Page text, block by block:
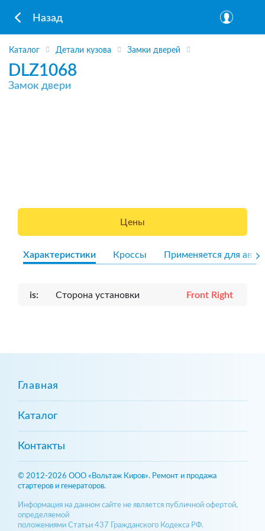
Назад
Каталог Детали кузова Замки дверей
DLZ1068
Замок двери
Цены
Характеристики Кроссы Применяется для авто
is: Сторона установки Front Right
Главная
Каталог
Контакты
© 2012-2026 ООО «Вольтаж Киров». Ремонт и продажа
стартеров и генераторов.
Информация на данном сайте не является публичной офертой,
определяемой
положениями Статьи 437 Гражданского Кодекса РФ.